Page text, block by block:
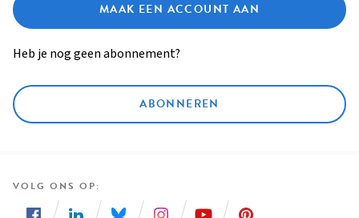
MAAK EEN ACCOUNT AAN
Heb je nog geen abonnement?
ABONNEREN
VOLG ONS OP